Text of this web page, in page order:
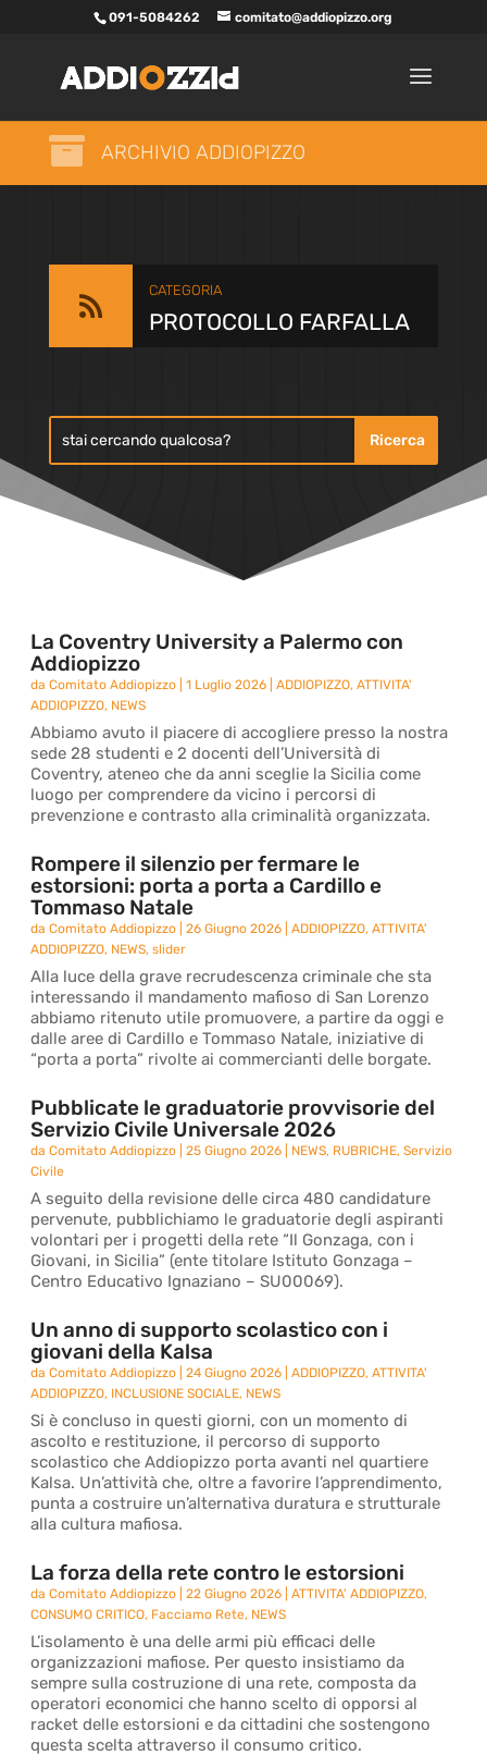
091-5084262 comitato@addiopizzo.org
 ARCHIVIO ADDIOPIZZO

CATEGORIA
PROTOCOLLO FARFALLA
La Coventry University a Palermo con
Addiopizzo
daComitato Addiopizzo |1 Luglio 2026 |ADDIOPIZZO,ATTIVITA'
ADDIOPIZZO, NEWS
Abbiamo avuto il piacere di accogliere presso la nostra
sede 28 studenti e 2 docenti dell’Università di
Coventry, ateneo che da anni sceglie la Sicilia come
luogo per comprendere da vicino i percorsi di
prevenzione e contrasto alla criminalità organizzata.
Rompere il silenzio per fermare le
estorsioni: porta a porta a Cardillo e
Tommaso Natale
daComitato Addiopizzo |26 Giugno 2026 |ADDIOPIZZO,ATTIVITA'
ADDIOPIZZO, NEWS,slider
Alla luce della grave recrudescenza criminale che sta
interessando il mandamento mafioso di San Lorenzo
abbiamo ritenuto utile promuovere, a partire da oggi e
dalle aree di Cardillo e Tommaso Natale, iniziative di
“porta a porta” rivolte ai commercianti delle borgate.
Pubblicate le graduatorie provvisorie del
Servizio Civile Universale 2026
daComitato Addiopizzo |25 Giugno 2026 NEWS, RUBRICHE,Servizio
Civile
A seguito della revisione delle circa 480 candidature
pervenute, pubblichiamo le graduatorie degli aspiranti
volontari per i progetti della rete “Il Gonzaga, con i
Giovani, in Sicilia” (ente titolare Istituto Gonzaga –
Centro Educativo Ignaziano – SU00069).
Un anno di supporto scolastico con i
giovani della Kalsa
daComitato Addiopizzo |24 Giugno 2026 |ADDIOPIZZO,ATTIVITA'
ADDIOPIZZO, INCLUSIONE SOCIALE, NEWS
Si è concluso in questi giorni, con un momento di
ascolto e restituzione, il percorso di supporto
scolastico che Addiopizzo porta avanti nel quartiere
Kalsa. Un’attività che, oltre a favorire l’apprendimento,
punta a costruire un’alternativa duratura e strutturale
alla cultura mafiosa.
La forza della rete contro le estorsioni
daComitato Addiopizzo |22 Giugno 2026 |ATTIVITA' ADDIOPIZZO,
CONSUMO CRITICO, Facciamo Rete, NEWS
L’isolamento è una delle armi più efficaci delle
organizzazioni mafiose. Per questo insistiamo da
sempre sulla costruzione di una rete, composta da
operatori economici che hanno scelto di opporsi al
racket delle estorsioni e da cittadini che sostengono
questa scelta attraverso il consumo critico.